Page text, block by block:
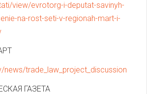
view/evrotorg-i-deputat-savinyh-
na-rost-seti-v-regionah-mart-i-
news/trade_law_project_discussion
ГАЗЕТА